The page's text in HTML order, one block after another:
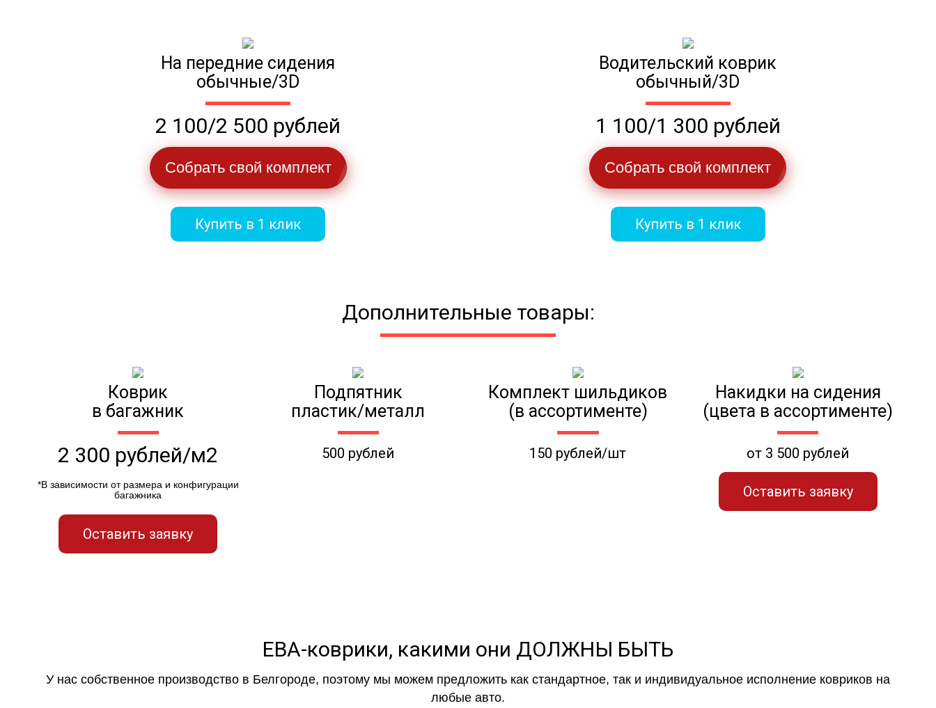
На передние сидения
обычные/3D
2 100/2 500 рублей
Собрать свой комплект
Купить в 1 клик
Водительский коврик
обычный/3D
1 100/1 300 рублей
Собрать свой комплект
Купить в 1 клик
Дополнительные товары:
Коврик
в багажник
2 300 рублей/м2
*В зависимости от размера и конфигурации
багажника
Оставить заявку
Подпятник
пластик/металл
500 рублей
Комплект шильдиков
(в ассортименте)
150 рублей/шт
Накидки на сидения
(цвета в ассортименте)
от 3 500 рублей
Оставить заявку
ЕВА-коврики, какими они ДОЛЖНЫ БЫТЬ
У нас собственное производство в Белгороде, поэтому мы можем предложить как стандартное, так и индивидуальное исполнение ковриков на
любые авто.